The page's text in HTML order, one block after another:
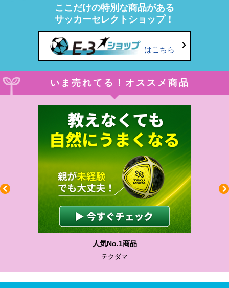
ここだけの特別な商品がある
サッカーセレクトショップ！
はこちら
いま売れてる！オススメ商品